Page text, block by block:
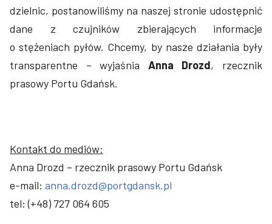
dzielnic, postanowiliśmy na naszej stronie udostępnić
dane z czujników zbierających informacje
o stężeniach pyłów. Chcemy, by nasze działania były
transparentne – wyjaśnia Anna Drozd, rzecznik
prasowy Portu Gdańsk.
Kontakt do mediów:
Anna Drozd – rzecznik prasowy Portu Gdańsk
e-mail: anna.drozd@portgdansk.pl
tel: (+48) 727 064 605